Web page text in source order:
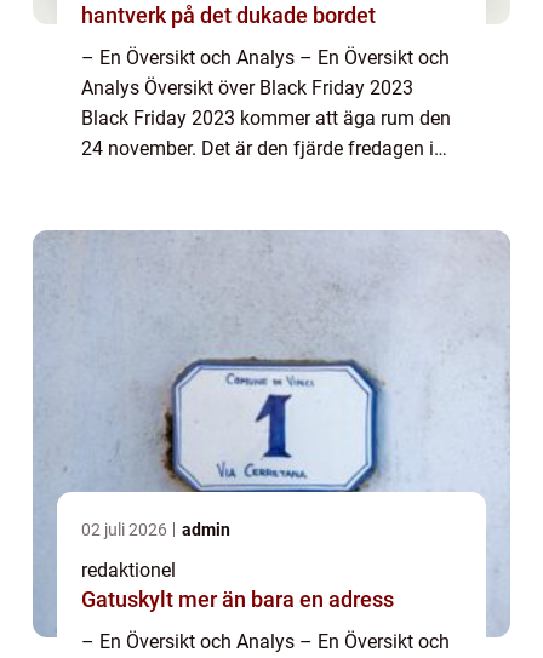
hantverk på det dukade bordet
– En Översikt och Analys – En Översikt och
Analys Översikt över Black Friday 2023
Black Friday 2023 kommer att äga rum den
24 november. Det är den fjärde fredagen i
02 juli 2026 admin
redaktionel
Gatuskylt mer än bara en adress
– En Översikt och Analys – En Översikt och